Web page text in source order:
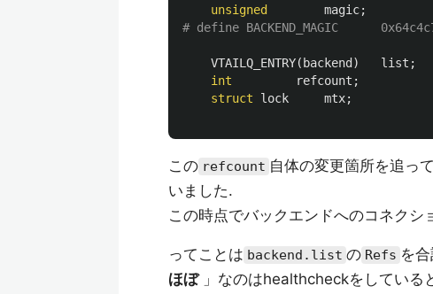
unsigned
magic;
VTAILQ_ENTRY( backend ) list ;
int
refcount ;
struct
lock mtx;
この refcount 自体の変更箇所を追っ
いました.
この時点でバックエンドへのコネクシ
ってことは backend.list の Refs を
ほぼ」なのはhealthcheckをしている